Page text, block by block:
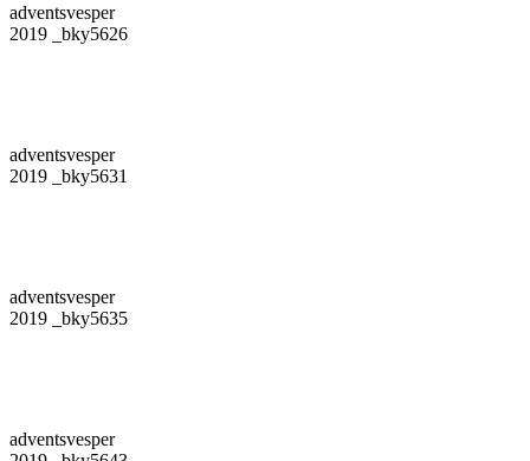
adventsvesper
2019 _bky5626
adventsvesper
2019 _bky5631
adventsvesper
2019 _bky5635
adventsvesper